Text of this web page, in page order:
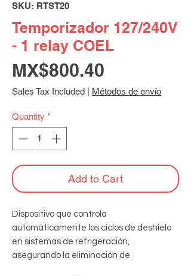
SKU: RTST20
Temporizador 127/240V
- 1 relay COEL
MX$800.40
Sales Tax Included Métodos de envío
Quantity *
Add to Cart
Dispositivo que controla
automáticamente los ciclos de deshielo
en sistemas de refrigeración,
asegurando la eliminación de